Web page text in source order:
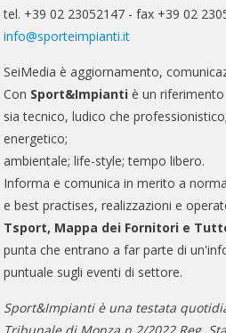
tel. +39 02 23052147 - fax +39 02
info@sporteimpianti.it
SeiMedia è aggiornamento,
Con Sport&Impianti è un
sia tecnico, ludico che
energetico;
ambientale; life-style; tempo libero.
Informa e comunica in merito a
e best practises, realizzazioni e
Tsport, Mappa dei Fornitori e
punta che entrano a far parte di
puntuale sugli eventi di settore.
Sport&Impianti è una testata